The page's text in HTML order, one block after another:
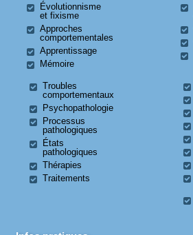
Évolutionnisme
et fixisme
Approches
comportementales
Apprentissage
Mémoire
Troubles
comportementaux
Psychopathologie
Processus
pathologiques
États
pathologiques
Thérapies
Traitements